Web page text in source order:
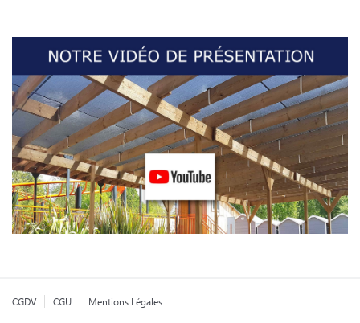
CGDV CGU Mentions Légales